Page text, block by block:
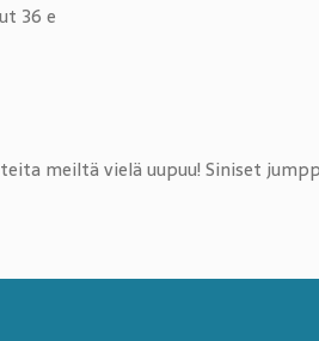
36 e
meiltä vielä uupuu! Siniset